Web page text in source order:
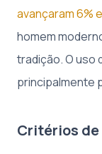
avançaram 6%
homem
tradição. O uso
principalmente
Critérios de